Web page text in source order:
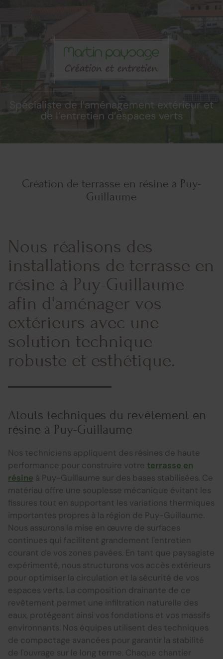
Spécialiste de l’aménagement extérieur et
de l’entretien d’espaces verts
Création de terrasse en résine à Puy-
Guillaume
Nous réalisons des
installations de terrasse en
résine à Puy-Guillaume
afin d'aménager vos
extérieurs avec une
solution technique
robuste et esthétique.
Atouts techniques du revêtement en
résine à Puy-Guillaume
Nos techniciens appliquent des résines de haute
performance pour construire votre terrasse en
résine à Puy-Guillaume sur des bases stabilisées. Ce
matériau offre une souplesse mécanique évitant les
fissures tout en supportant les variations thermiques
importantes propres à la région de Puy-Guillaume.
Nous assurons la mise en œuvre de surfaces
continues qui facilitent grandement l'entretien
courant de vos zones pavées. En tant que paysagiste
expérimenté, nous structurons vos accès extérieurs
pour optimiser la circulation et la sécurité de vos
espaces verts. La composition drainante de ce
revêtement permet une infiltration naturelle des
eaux, protégeant ainsi vos fondations et vos massifs
environnants. Nos équipes utilisent des techniques
de compactage avancées pour garantir la stabilité
de l'ouvrage sur le long terme. Chaque chantier